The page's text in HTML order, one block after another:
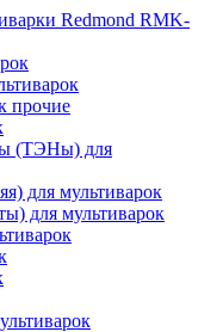
Redmond RMK-
прочие
(ТЭНы) для
для мультиварок
для мультиварок